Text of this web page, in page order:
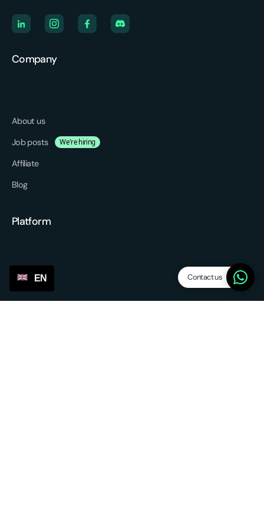
Contact us
Company
About us
Job posts
We're hiring
Affiliate
Blog
Platform
Features
EN